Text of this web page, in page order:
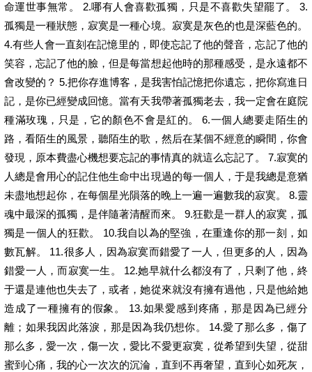
命運世事無常。 2.哪有人會喜歡孤獨，只是不喜歡失望罷了。 3.
孤獨是一種狀態，寂寞是一種心境。寂寞是灰色的也是深藍色的。
4.有些人會一直刻在記憶里的，即使忘記了他的聲音，忘記了他的
笑容，忘記了他的臉，但是每當想起他時的那種感受，是永遠都不
會改變的？ 5.把你存進博客，是我害怕記憶把你遺忘，把你寫進日
記，是你已經變成回憶。當有天我帶著孤獨老去，我一定會在庭院
種滿玫瑰，只是，它的顏色不會是紅的。 6.一個人總要走陌生的
路，看陌生的風景，聽陌生的歌，然后在某個不經意的瞬間，你會
發現，原本費盡心機想要忘記的事情真的就這么忘記了。 7.寂寞的
人總是會用心的記住他生命中出現過的每一個人，于是我總是意猶
未盡地想起你，在每個星光隕落的晚上一遍一遍數我的寂寞。 8.靈
魂中最深的孤獨，是伴隨著清醒而來。 9.狂歡是一群人的寂寞，孤
獨是一個人的狂歡。 10.我自以為的堅強，在重逢你的那一刻，如
數瓦解。 11.很多人，因為寂寞而錯愛了一人，但更多的人，因為
錯愛一人，而寂寞一生。 12.她早就什么都沒有了，只剩了他，終
于還是連他也失去了，或者，她從來就沒有擁有過他，只是他給她
造成了一種擁有的假象。 13.如果愛感到疼痛，那是因為已經分
離；如果我因此落淚，那是因為我仍想你。 14.愛了那么多，傷了
那么多，愛一次，傷一次，愛比不愛更寂寞，從希望到失望，從甜
蜜到心痛，我的心一次次的沉淪，直到不再奢望，直到心如死灰，